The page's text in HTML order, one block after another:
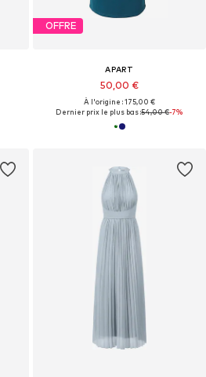
OFFRE
APART
50,00 €
À l'origine : 175,00 €
Dernier prix le plus bas :54,00 €-7%